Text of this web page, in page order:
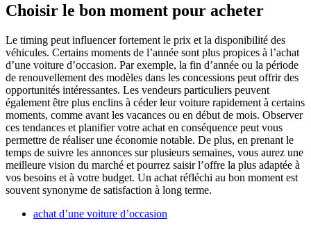
Choisir le bon moment pour acheter
Le timing peut influencer fortement le prix et la disponibilité des
véhicules. Certains moments de l’année sont plus propices à l’achat
d’une voiture d’occasion. Par exemple, la fin d’année ou la période
de renouvellement des modèles dans les concessions peut offrir des
opportunités intéressantes. Les vendeurs particuliers peuvent
également être plus enclins à céder leur voiture rapidement à certains
moments, comme avant les vacances ou en début de mois. Observer
ces tendances et planifier votre achat en conséquence peut vous
permettre de réaliser une économie notable. De plus, en prenant le
temps de suivre les annonces sur plusieurs semaines, vous aurez une
meilleure vision du marché et pourrez saisir l’offre la plus adaptée à
vos besoins et à votre budget. Un achat réfléchi au bon moment est
souvent synonyme de satisfaction à long terme.
achat d’une voiture d’occasion